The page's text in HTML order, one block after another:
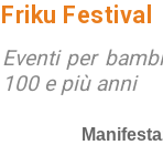
Friku Festival
Eventi per
100 e più anni